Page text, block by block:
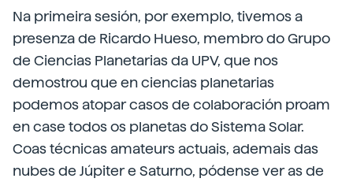
Na primeira sesión, por exemplo, tivemos a
presenza de Ricardo Hueso, membro do Grupo
de Ciencias Planetarias da UPV, que nos
demostrou que en ciencias planetarias
podemos atopar casos de colaboración proam
en case todos os planetas do Sistema Solar.
Coas técnicas amateurs actuais, ademais das
nubes de Júpiter e Saturno, pódense ver as de